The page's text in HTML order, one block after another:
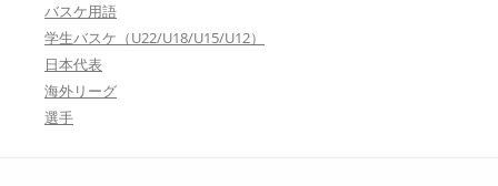
バスケ用語
学生バスケ（U22/U18/U15/U12）
日本代表
海外リーグ
選手